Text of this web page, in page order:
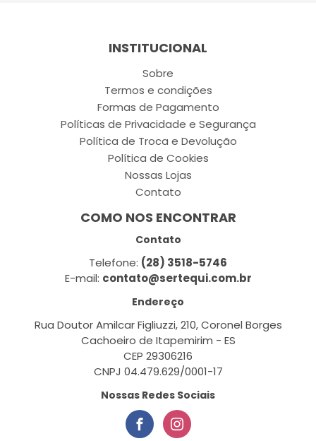
INSTITUCIONAL
Sobre
Termos e condições
Formas de Pagamento
Políticas de Privacidade e Segurança
Política de Troca e Devolução
Política de Cookies
Nossas Lojas
Contato
COMO NOS ENCONTRAR
Contato
Telefone: (28) 3518-5746
E-mail: contato@sertequi.com.br
Endereço
Rua Doutor Amilcar Figliuzzi, 210, Coronel Borges
Cachoeiro de Itapemirim - ES
CEP 29306216
CNPJ 04.479.629/0001-17
Nossas Redes Sociais